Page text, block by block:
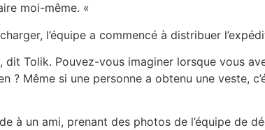
moi-même. «
l’équipe a commencé à distribuer
dit Tolik. Pouvez-vous imaginer lorsque vous
? Même si une personne a obtenu une veste,
à un ami, prenant des photos de l’équipe de